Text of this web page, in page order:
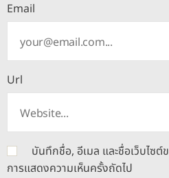
Email
Url
บันทึกชื่อ, อีเมล และชื่อเว็บไซ
การแสดงความเห็นครั้งถัดไป